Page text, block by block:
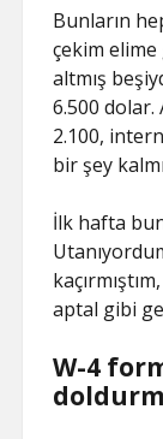
Bunların
çekim
altmış
6.500 dolar.
2.100,
bir şey
İlk hafta
aptal gibi
W-4